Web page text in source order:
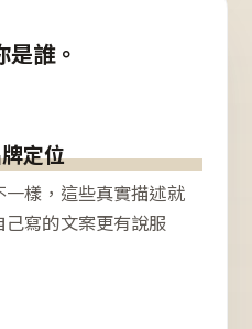
誰。
定位
樣，這些真實描述就
寫的文案更有說服